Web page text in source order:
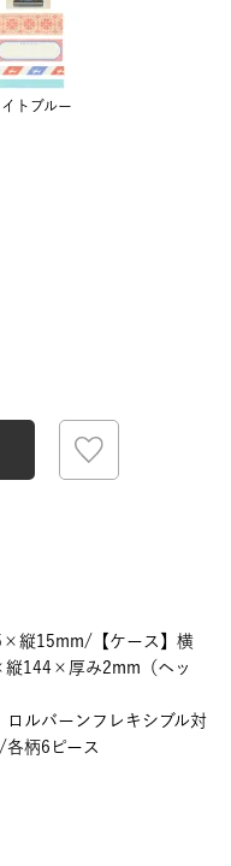
イトブルー
縦15mm/【ケース】横
144×厚み2mm（ヘッ
ルバーンフレキシブル対
各柄6ピース